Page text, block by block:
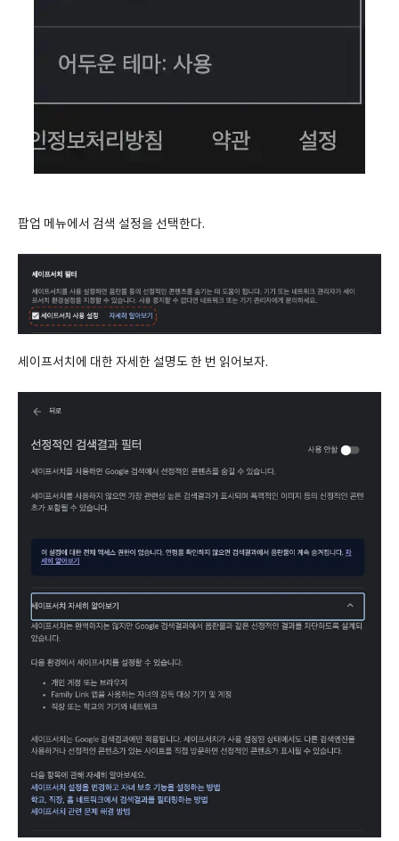
팝업 메뉴에서 검색 설정을 선택한다.
세이프서치에 대한 자세한 설명도 한 번 읽어보자.